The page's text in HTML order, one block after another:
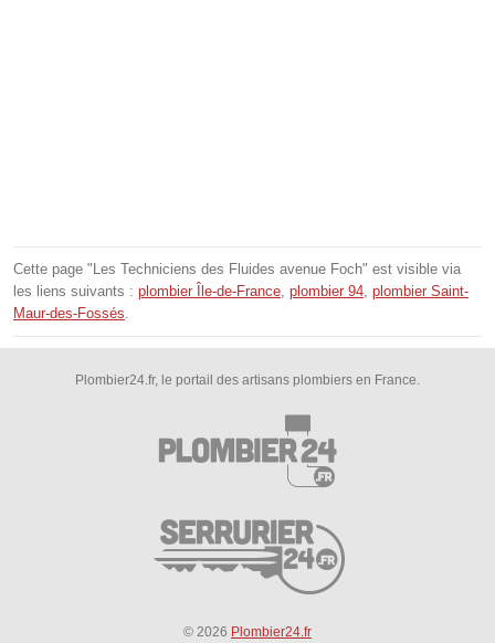
Cette page "Les Techniciens des Fluides avenue Foch" est visible via
les liens suivants : plombier Île-de-France, plombier 94, plombier Saint-
Maur-des-Fossés.
Plombier24.fr, le portail des artisans plombiers en France.
© 2026 Plombier24.fr